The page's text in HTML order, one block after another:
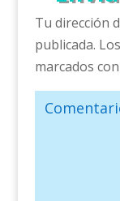
Tu dirección
publicada.
marcados con